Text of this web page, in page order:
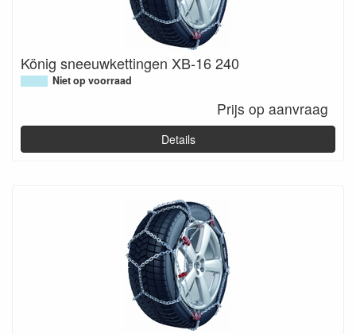
König sneeuwkettingen XB-16 240
Niet op voorraad
Prijs op aanvraag
Details